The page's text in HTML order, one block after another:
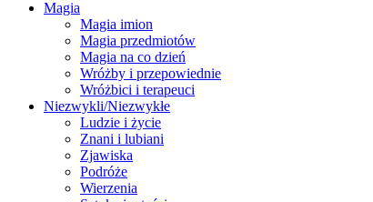
Magia
Magia imion
Magia przedmiotów
Magia na co dzień
Wróżby i przepowiednie
Wróżbici i terapeuci
Niezwykli/Niezwykłe
Ludzie i życie
Znani i lubiani
Zjawiska
Podróże
Wierzenia